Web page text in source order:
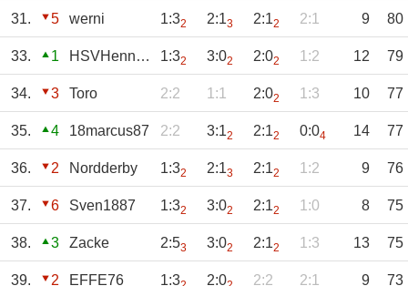
31. 5 werni 1:32 2:13 2:12 2:1 9 80
33. 1 HSVHenning 1:32 3:02 2:02 1:2 12 79
34. 3 Toro 2:2 1:1 2:02 1:3 10 77
35. 4 18marcus87 2:2 3:12 2:12 0:04 14 77
36. 2 Nordderby 1:32 2:13 2:12 1:2 9 76
37. 6 Sven1887 1:32 3:02 2:12 1:0 8 75
38. 3 Zacke 2:53 3:02 2:12 1:3 13 75
39. 2 EFFE76 1:3 2:0 2:2 2:1 9 73